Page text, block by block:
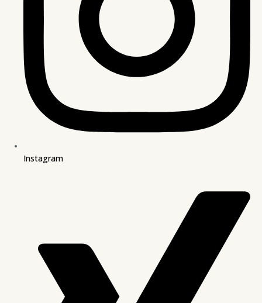
Instagram